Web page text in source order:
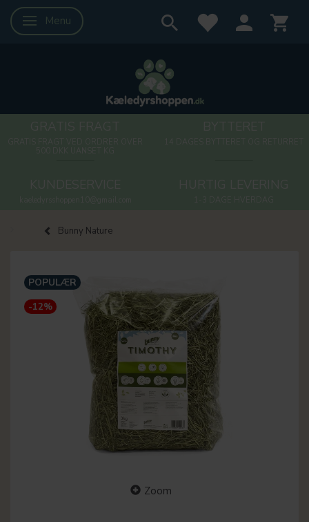
Skifte navigation
Menu
Bunny Nature
POPULÆR
-12%
Zoom